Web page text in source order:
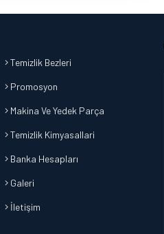
Temizlik Bezleri
Promosyon
Makina Ve Yedek Parça
Temizlik Kimyasallari
Banka Hesapları
Galeri
İletişim